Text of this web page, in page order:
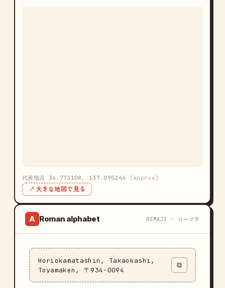
代表地点 36.773108, 137.095244 (approx)
↗ 大きな地図で見る
A Roman alphabet ROMAJI · ローマ字
Horiokamatashin, Takaokashi,
Toyamaken, 〒934-0094
⧉